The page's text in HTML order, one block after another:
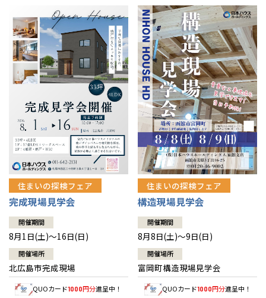
感謝訪問・長期保証
直営工事
1メーターモジュール
冷暖房標準装備
24時間対応コールセンター
デザイン賞各種受賞
セントラルヒーティング
理想の木材「檜」
平屋の家
外観・インテリア集
暮らし方提案
住まいのコラム
住まいのお手入れ集
選ばれる理由
リフォームの流れ
介護保険利用で快適リフォーム
賃貸併用住宅のメリット
安心のサポートシステム
展示場案内
分譲住宅・土地
分譲マンション
分譲マンション トップ
ワザックとは
高い信頼性
安心の管理体制
ギャラリー
会社情報
会社情報 トップ
ニュースリリース
代表ごあいさつ
企業理念
会社概要
お問い合わせ
会員サイト
住まいの探検フェア
完成現場見学会
開催期間
8月1日(土)～16日(日)
開催場所
北広島市完成現場
QUOカード1000円分進呈中！
住まいの探検フェア
構造現場見学会
開催期間
8月8日(土)～9日(日)
開催場所
富岡町構造現場見学会
QUOカード1000円分進呈中！